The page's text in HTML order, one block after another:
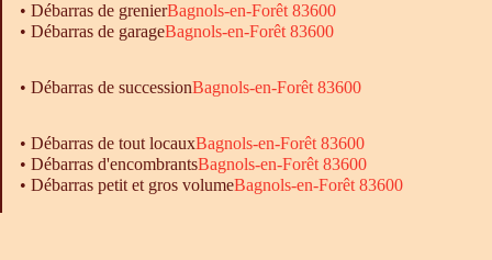
• Débarras de grenierBagnols-en-Forêt 83600
• Débarras de garageBagnols-en-Forêt 83600
• Débarras de successionBagnols-en-Forêt 83600
• Débarras de tout locauxBagnols-en-Forêt 83600
• Débarras d'encombrantsBagnols-en-Forêt 83600
• Débarras petit et gros volumeBagnols-en-Forêt 83600